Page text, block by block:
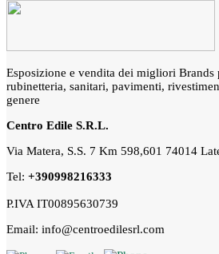
Esposizione e vendita dei migliori Brands
rubinetteria, sanitari, pavimenti,
genere
Centro Edile S.R.L.
Via Matera, S.S. 7 Km 598,601 74014
Tel: +390998216333
P.IVA IT00895630739
Email: info@centroedilesrl.com